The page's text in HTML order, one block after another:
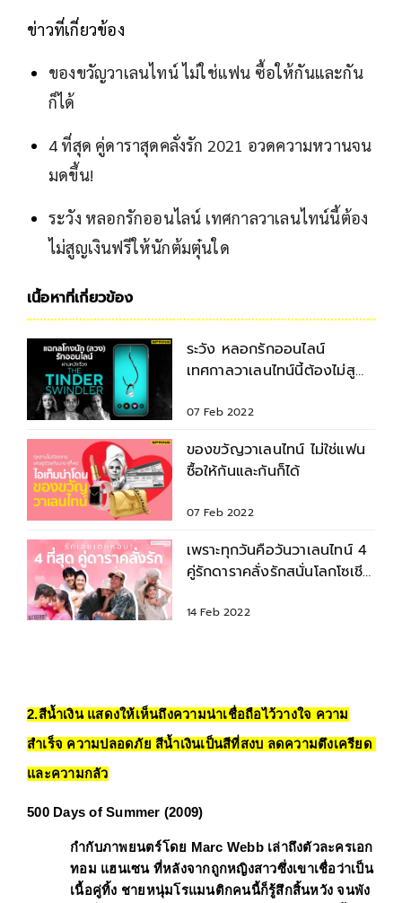
ข่าวที่เกี่ยวข้อง
ของขวัญวาเลนไทน์ ไม่ใช่แฟน ซื้อให้กันและกัน
ก็ได้
4 ที่สุด คู่ดาราสุดคลั่งรัก 2021 อวดความหวานจน
มดขึ้น!
ระวัง หลอกรักออนไลน์ เทศกาลวาเลนไทน์นี้ต้อง
ไม่สูญเงินฟรีให้นักต้มตุ๋นใด
เนื้อหาที่เกี่ยวข้อง
ระวัง หลอกรักออนไลน์
เทศกาลวาเลนไทน์นี้ต้องไม่สูญ
07 Feb 2022
ของขวัญวาเลนไทน์ ไม่ใช่แฟน
ซื้อให้กันและกันก็ได้
07 Feb 2022
เพราะทุกวันคือวันวาเลนไทน์ 4
คู่รักดาราคลั่งรักสนั่นโลกโซเชีย
14 Feb 2022
2.สีน้ำเงิน แสดงให้เห็นถึงความน่าเชื่อถือไว้วางใจ ความ
สำเร็จ ความปลอดภัย สีน้ำเงินเป็นสีที่สงบ ลดความตึงเครียด
และความกลัว
500 Days of Summer (2009)
กำกับภาพยนตร์โดย Marc Webb เล่าถึงตัวละครเอก
ทอม แฮนเซน ที่หลังจากถูกหญิงสาวซึ่งเขาเชื่อว่าเป็น
เนื้อคู่ทิ้ง ชายหนุ่มโรแมนติกคนนี้ก็รู้สึกสิ้นหวัง จนพัง